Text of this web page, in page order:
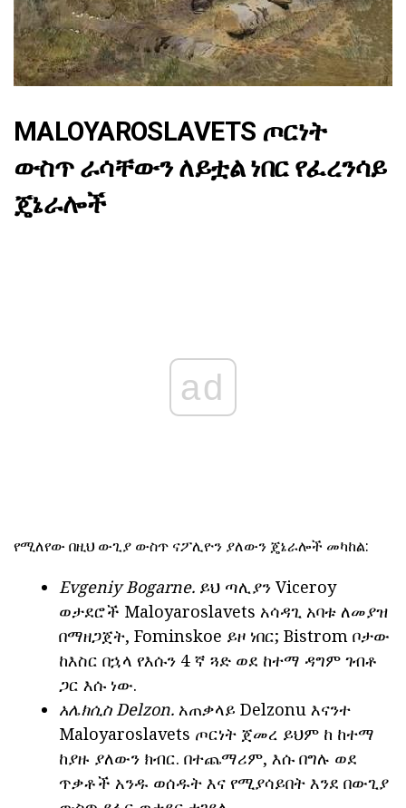
MALOYAROSLAVETS ጦርነት
ውስጥ ራሳቸውን ለይቷል ነበር የፈረንሳይ
ጄኔራሎች
ad
የሚለየው በዚህ ውጊያ ውስጥ ናፖሊዮን ያለውን ጄኔራሎች መካከል:
Evgeniy Bogarne. ይህ ጣሊያን Viceroy
ወታደሮች Maloyaroslavets አሳዳጊ አባቱ ለመያዝ
በማዘጋጀት, Fominskoe ይዞ ነበር; Bistrom ቦታው
ከእስር በኋላ የእሱን 4 ኛ ጓድ ወደ ከተማ ዳግም ገብቶ
ጋር እሱ ነው.
አሌክሲስ Delzon. አጠቃላይ Delzonu እናንተ
Maloyaroslavets ጦርነት ጀመረ ይህም ከ ከተማ
ከያዙ ያለውን ክብር. በተጨማሪም, እሱ በግሉ ወደ
ጥቃቶች አንዱ ወሰዱት እና የሚያሳይበት እንደ በውጊያ